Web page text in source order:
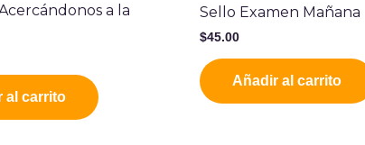
a la
al carrito
Sello Examen Mañana
$45.00
Añadir al carrito